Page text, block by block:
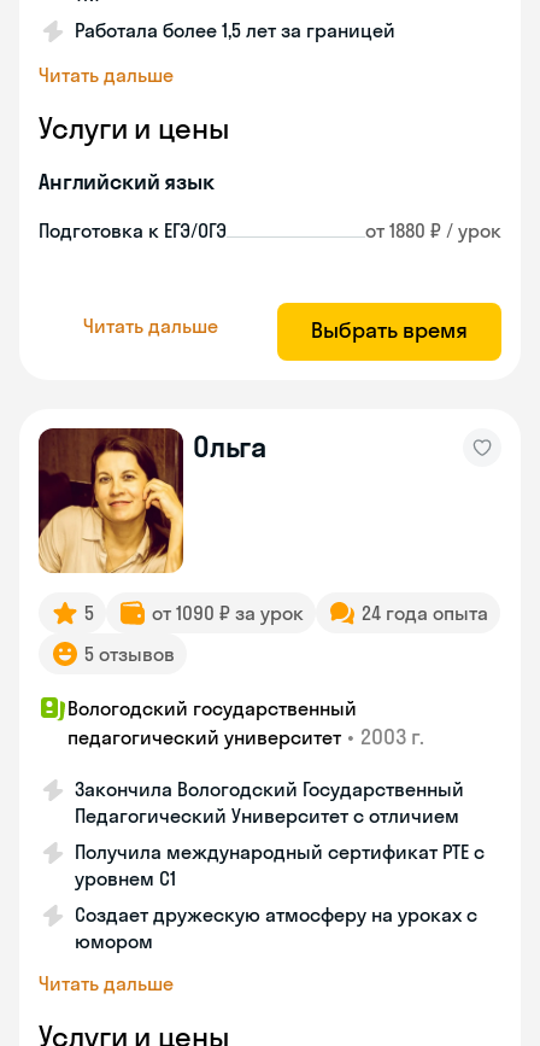
Работала более 1,5 лет за границей
Читать дальше
Услуги и цены
Английский язык
Подготовка к ЕГЭ/ОГЭ от 1880 ₽ / урок
Читать дальше Выбрать время
Ольга
5 от 1090 ₽ за урок
24 года опыта
5 отзывов
Вологодский государственный
педагогический университет • 2003 г.
Закончила Вологодский Государственный
Педагогический Университет с отличием
Получила международный сертификат PTE с
уровнем C1
Создает дружескую атмосферу на уроках с
юмором
Читать дальше
Услуги и цены